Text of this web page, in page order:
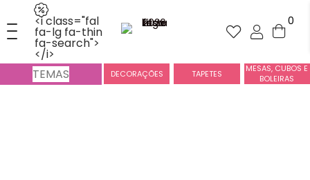
<i class="fal
fa-lg fa-thin
fa-search">
</i>
0
TEMAS DECORAÇÕES TAPETES
MESAS, CUBOS E
BOLEIRAS